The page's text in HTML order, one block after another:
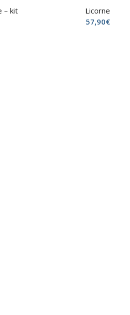
– kit
Licorne
57,90€